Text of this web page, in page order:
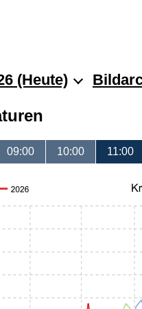
(Heute)
09:00 10:00 11:00